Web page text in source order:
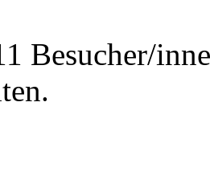
Besucher/